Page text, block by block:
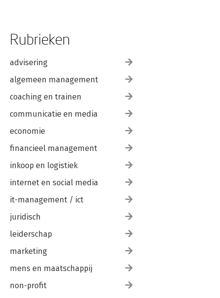
Rubrieken
advisering
algemeen management
coaching en trainen
communicatie en media
economie
financieel management
inkoop en logistiek
internet en social media
it-management / ict
juridisch
leiderschap
marketing
mens en maatschappij
non-profit